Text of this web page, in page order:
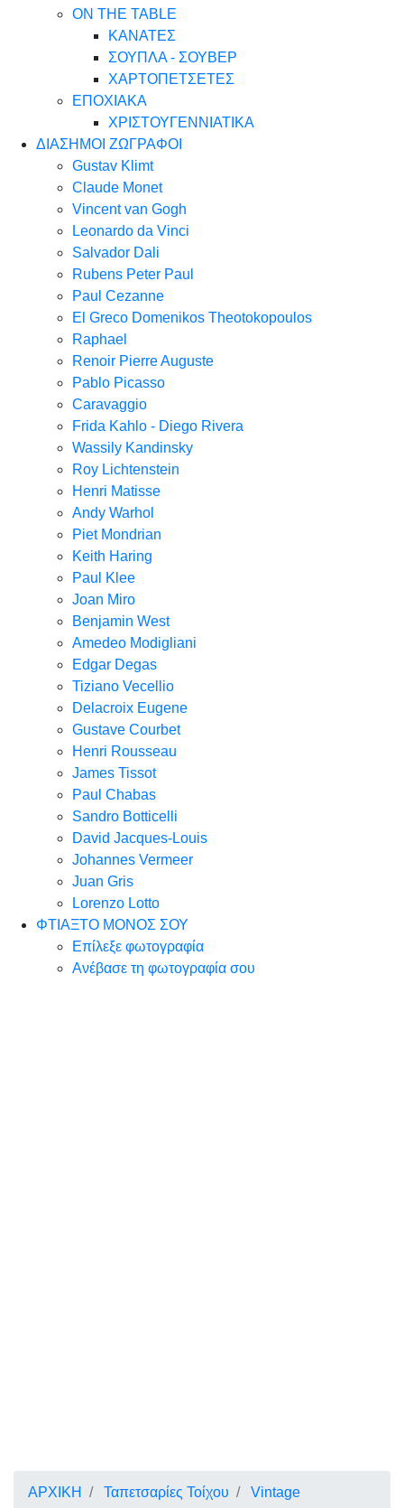
ON THE TABLE
ΚΑΝΑΤΕΣ
ΣΟΥΠΛΑ - ΣΟΥΒΕΡ
ΧΑΡΤΟΠΕΤΣΕΤΕΣ
ΕΠΟΧΙΑΚΑ
ΧΡΙΣΤΟΥΓΕΝΝΙΑΤΙΚΑ
ΔΙΑΣΗΜΟΙ ΖΩΓΡΑΦΟΙ
Gustav Klimt
Claude Monet
Vincent van Gogh
Leonardo da Vinci
Salvador Dali
Rubens Peter Paul
Paul Cezanne
El Greco Domenikos Theotokopoulos
Raphael
Renoir Pierre Auguste
Pablo Picasso
Caravaggio
Frida Kahlo - Diego Rivera
Wassily Kandinsky
Roy Lichtenstein
Henri Matisse
Andy Warhol
Piet Mondrian
Keith Haring
Paul Klee
Joan Miro
Benjamin West
Amedeo Modigliani
Edgar Degas
Tiziano Vecellio
Delacroix Eugene
Gustave Courbet
Henri Rousseau
James Tissot
Paul Chabas
Sandro Botticelli
David Jacques-Louis
Johannes Vermeer
Juan Gris
Lorenzo Lotto
ΦΤΙΑΞΤΟ ΜΟΝΟΣ ΣΟΥ
Επίλεξε φωτογραφία
Ανέβασε τη φωτογραφία σου
ΑΡΧΙΚΗ Ταπετσαρίες Τοίχου Vintage